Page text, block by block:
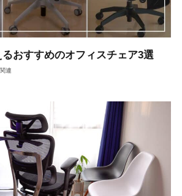
おすすめのオフィスチェア3選
連